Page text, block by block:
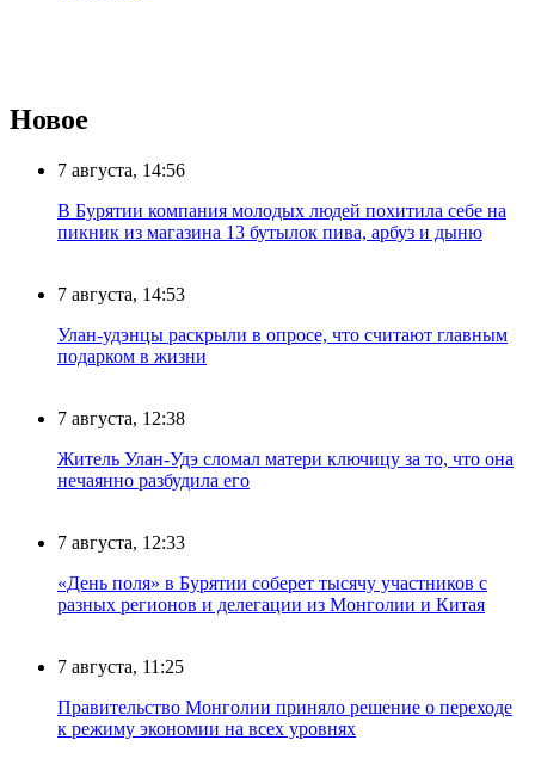
Новое
7 августа, 14:56
В Бурятии компания молодых людей похитила себе на
пикник из магазина 13 бутылок пива, арбуз и дыню
7 августа, 14:53
Улан-удэнцы раскрыли в опросе, что считают главным
подарком в жизни
7 августа, 12:38
Житель Улан-Удэ сломал матери ключицу за то, что она
нечаянно разбудила его
7 августа, 12:33
«День поля» в Бурятии соберет тысячу участников с
разных регионов и делегации из Монголии и Китая
7 августа, 11:25
Правительство Монголии приняло решение о переходе
к режиму экономии на всех уровнях